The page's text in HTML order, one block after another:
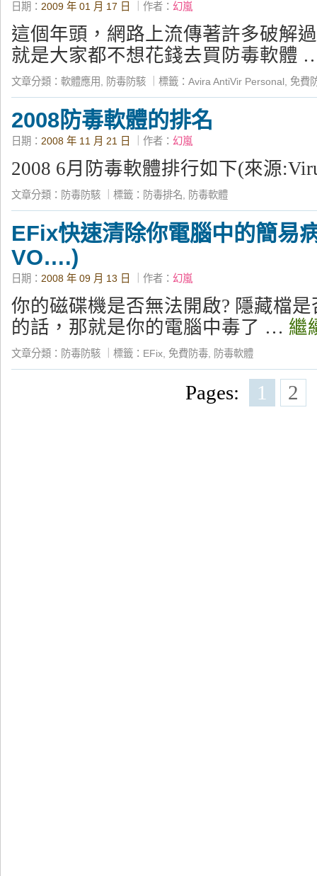
日期： 2009 年 01 月 17 日 ｜作者： 幻嵐
這個年頭，網路上流傳著許多破解
就是大家都不想花錢去買防毒軟體
文章分類： 軟體應用 防毒防駭 標籤： Avira AntiVir Personal 免費
2008防毒軟體的排名
日期： 2008 年 11 月 21 日 ｜作者： 幻嵐
2008 6月防毒軟體排行如下(來源
文章分類： 防毒防駭 標籤： 防毒排名 防毒軟體
EFix快速清除你電腦中的簡易
VO….)
日期： 2008 年 09 月 13 日 ｜作者： 幻嵐
你的磁碟機是否無法開啟? 隱藏檔
的話，那就是你的電腦中毒了 … 繼
文章分類： 防毒防駭 標籤： EFix 免費防毒 防毒軟體
Pages: 1 2